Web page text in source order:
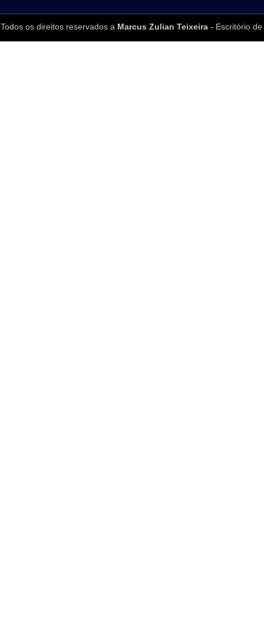
Todos os direitos reservados a Marcus Zulian Teixeira - Escritório